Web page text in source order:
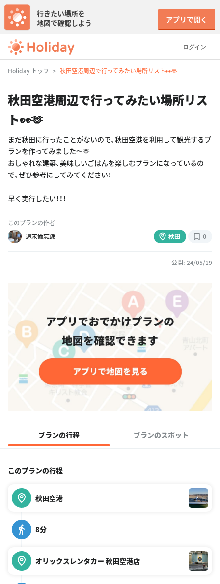
ログイン
行きたい場所を
地図で確認しよう
アプリで開く
Holiday トップ 秋田空港周辺で行ってみたい場所リスト👀🫶
秋田空港周辺で行ってみたい場所リス
ト👀🫶
まだ秋田に行ったことがないので、秋田空港を利用して観光するプ
ランを作ってみました〜🫶
おしゃれな建築、美味しいごはんを楽しむプランになっているの
で、ぜひ参考にしてみてください！
早く実行したい！！！
このプランの作者
週末備忘録
秋田 0
公開: 24/05/19
プランの行程 プランのスポット
このプランの行程
秋田空港
8分
オリックスレンタカー 秋田空港店